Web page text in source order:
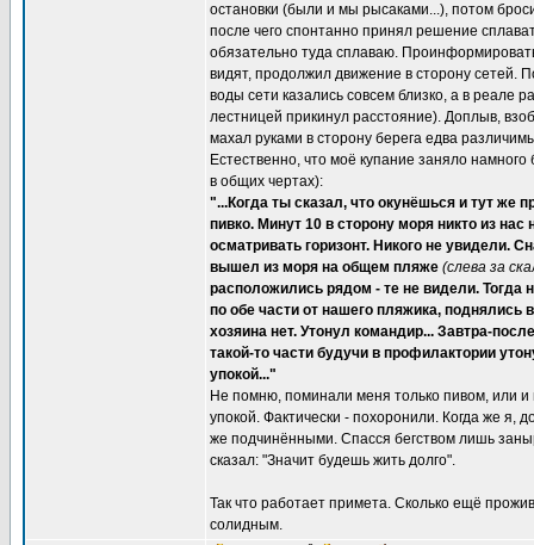
остановки (были и мы рысаками...), потом
после чего спонтанно принял решение
обязательно туда сплаваю.
видят, продолжил движение в сторону сетей.
воды сети казались совсем близко, а в реале
лестницей прикинул расстояние). Доплыв,
махал руками в сторону берега едва
Естественно, что моё купание заняло
в общих чертах):
"...Когда ты сказал, что окунёшься и тут же
пивко. Минут 10 в сторону моря никто из нас
осматривать горизонт. Никого не увидели.
вышел из моря на общем пляже (слева за
расположились рядом - те не видели. Тогда
по обе части от нашего пляжика,
хозяина нет. Утонул командир... Завтра-
такой-то части будучи в профилактории
упокой..."
Не помню, поминали меня только пивом, или и
упокой. Фактически - похоронили. Когда же я,
же подчинёнными. Спасся бегством лишь
сказал: "Значит будешь жить долго".
Так что работает примета. Сколько ещё
солидным.